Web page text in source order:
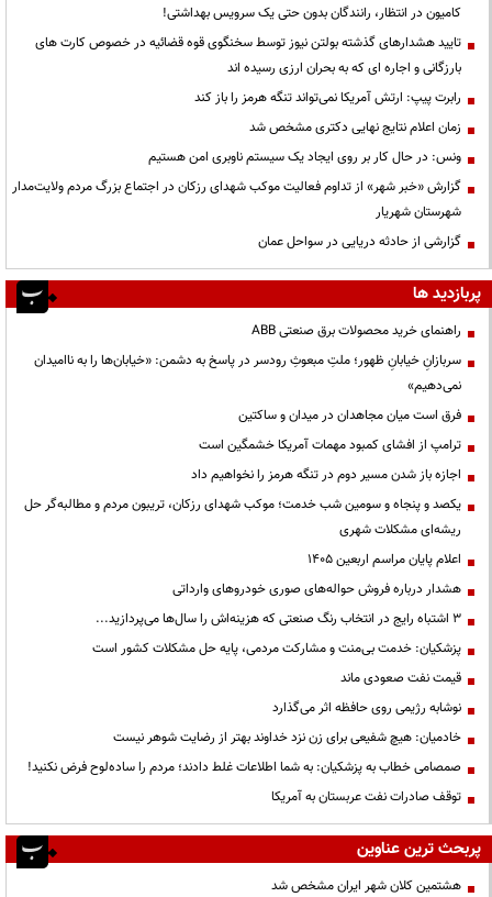
کامیون در انتظار، رانندگان بدون حتی یک سرویس بهداشتی!
تایید هشدارهای گذشته بولتن نیوز توسط سخنگوی قوه قضائیه در خصوص کارت های
بارزگانی و اجاره ای که به بحران ارزی رسیده اند
رابرت پیپ: ارتش آمریکا نمی‌تواند تنگه هرمز را باز کند
زمان اعلام نتایج نهایی دکتری مشخص شد
ونس: در حال کار بر روی ایجاد یک سیستم ناوبری امن هستیم
گزارش «خبر شهر» از تداوم فعالیت موکب شهدای رزکان در اجتماع بزرگ مردم ولایت‌مدار
شهرستان شهریار
گزارشی از حادثه دریایی در سواحل عمان
پربازدید ها
راهنمای خرید محصولات برق صنعتی ABB
سربازانِ خیابانِ ظهور؛ ملتِ مبعوثِ رودسر در پاسخ به دشمن: «خیابان‌ها را به ناامیدان
نمی‌دهیم»
فرق است میان مجاهدان در میدان و ساکتین
ترامپ از افشای کمبود مهمات آمریکا خشمگین است
اجازه باز شدن مسیر دوم در تنگه هرمز را نخواهیم داد
یکصد و پنجاه و سومین شب خدمت؛ موکب شهدای رزکان، تریبون مردم و مطالبه‌گر حل
ریشه‌ای مشکلات شهری
اعلام پایان مراسم اربعین ۱۴۰۵
هشدار درباره فروش حواله‌های صوری خودروهای وارداتی
3 اشتباه رایج در انتخاب رنگ صنعتی که هزینه‌اش را سال‌ها می‌پردازید...
پزشکیان: خدمت بی‌منت و مشارکت مردمی، پایه حل مشکلات کشور است
قیمت نفت صعودی ماند
نوشابه رژیمی روی حافظه اثر می‌گذارد
خادمیان: هیچ شفیعی برای زن نزد خداوند بهتر از رضایت شوهر نیست
صمصامی خطاب به پزشکیان: به شما اطلاعات غلط دادند؛ مردم را ساده‌لوح فرض نکنید!
توقف صادرات نفت عربستان به آمریکا
پربحث ترین عناوین
هشتمین کلان شهر ایران مشخص شد